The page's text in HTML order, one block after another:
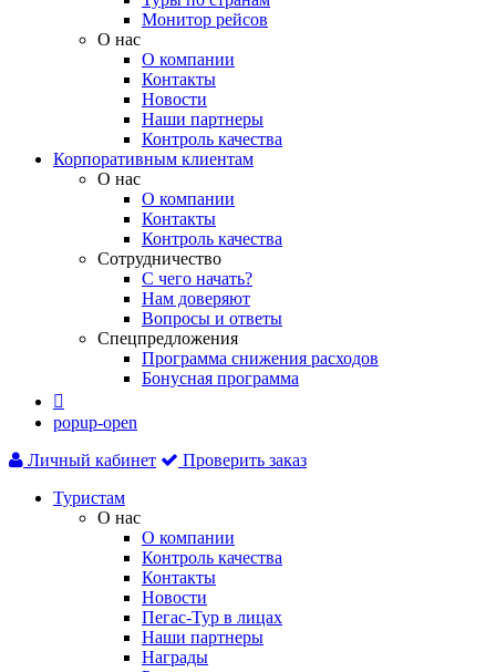
Монитор рейсов
О нас
О компании
Контакты
Новости
Наши партнеры
Контроль качества
Корпоративным клиентам
О нас
О компании
Контакты
Контроль качества
Сотрудничество
С чего начать?
Нам доверяют
Вопросы и ответы
Спецпредложения
Программа снижения расходов
Бонусная программа

popup-open
Личный кабинет
Проверить заказ
Туристам
О нас
О компании
Контроль качества
Контакты
Новости
Пегас-Тур в лицах
Наши партнеры
Награды